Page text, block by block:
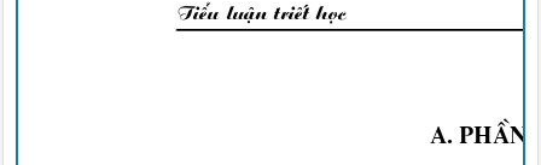
TiÓu luËn triÕt häc
A.